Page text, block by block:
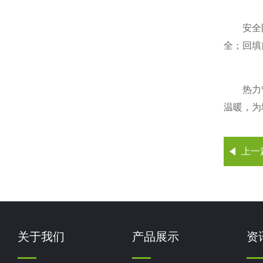
安全防
全；回
热力管
温暖，
上
关于我们 产品展示 资